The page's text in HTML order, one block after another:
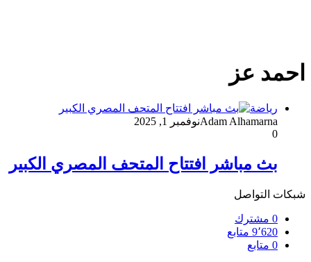
احمد عز
رياضة
Adam Alhamarnaنوفمبر 1, 2025
0
بث مباشر افتتاح المتحف المصري الكبير
شبكات التواصل
0 مشترك
9٬620 متابع
0 متابع